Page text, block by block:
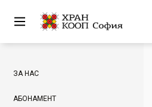
ЗА НАС
АБОНАМЕНТ